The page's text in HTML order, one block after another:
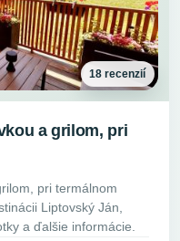
18 recenzií
a grilom, pri
pri termálnom
Liptovský Ján,
a ďalšie informácie.